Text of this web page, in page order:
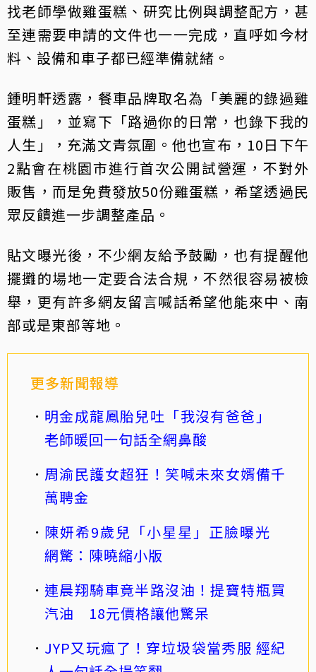
找老師學做雞蛋糕、研究比例與調整配方，甚
至連需要申請的文件也一一完成，直呼如今材
料、設備和車子都已經準備就緒。
鍾明軒透露，餐車品牌取名為「美麗的錄過雞
蛋糕」，並寫下「路過你的日常，也錄下我的
人生」，充滿文青氛圍。他也宣布，10日下午
2點會在桃園市進行首次公開試營運，不對外
販售，而是免費發放50份雞蛋糕，希望透過民
眾反饋進一步調整產品。
貼文曝光後，不少網友給予鼓勵，也有提醒他
擺攤的場地一定要合法合規，不然很容易被檢
舉，更有許多網友留言喊話希望他能來中、南
部或是東部等地。
更多新聞報導
明金成龍鳳胎兒吐「我沒有爸爸」
老師暖回一句話全網鼻酸
周渝民護女超狂！笑喊未來女婿備千
萬聘金
陳妍希9歲兒「小星星」正臉曝光
網驚：陳曉縮小版
連晨翔騎車竟半路沒油！提寶特瓶買
汽油 18元價格讓他驚呆
JYP又玩瘋了！穿垃圾袋當秀服 經紀